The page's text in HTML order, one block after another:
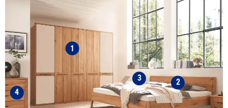
1
2
3
4